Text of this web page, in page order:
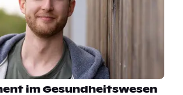
im Gesundheitswesen